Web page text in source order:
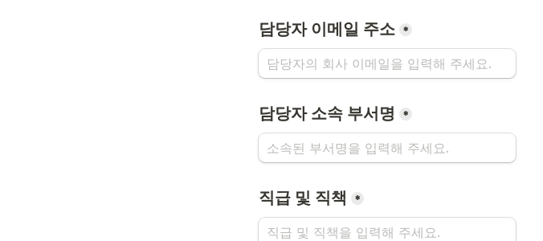
담당자 이메일 주소 *
담당자 소속 부서명 *
직급 및 직책 *